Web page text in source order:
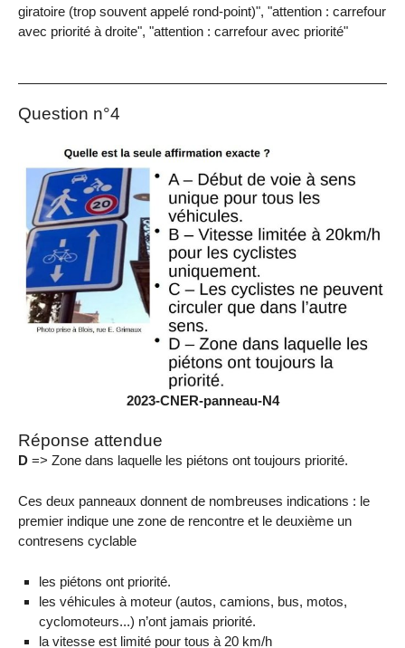
giratoire (trop souvent appelé rond-point)", "attention : carrefour
avec priorité à droite", "attention : carrefour avec priorité"
Question n°4
2023-CNER-panneau-N4
Réponse attendue
D => Zone dans laquelle les piétons ont toujours priorité.
Ces deux panneaux donnent de nombreuses indications : le
premier indique une zone de rencontre et le deuxième un
contresens cyclable
les piétons ont priorité.
les véhicules à moteur (autos, camions, bus, motos,
cyclomoteurs...) n’ont jamais priorité.
la vitesse est limité pour tous à 20 km/h